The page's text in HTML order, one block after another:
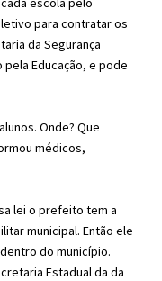
para contratar os
da Segurança
Educação, e pode
Onde? Que
médicos,
lei o prefeito tem a
municipal. Então ele
do município.
Estadual da da